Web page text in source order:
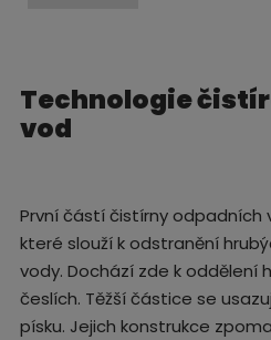
Technologie
vod
První částí čistírny odpadních
které slouží k odstranění
vody. Dochází zde k oddělení
česlích. Těžší částice se
písku. Jejich konstrukce